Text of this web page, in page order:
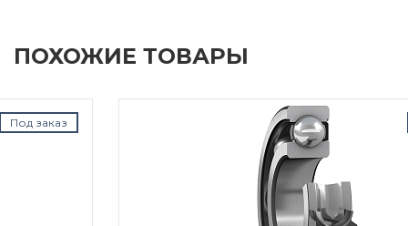
ПОХОЖИЕ ТОВАРЫ
Под заказ